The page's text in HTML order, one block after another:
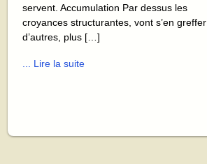
servent. Accumulation Par dessus les
croyances structurantes, vont s’en greffer
d’autres, plus […]
... Lire la suite